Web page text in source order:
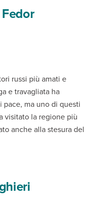
russi più amati e
e travagliata ha
ma uno di questi
visitato la regione più
anche alla stesura del